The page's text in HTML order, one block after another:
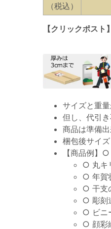
（税込）
【クリックポスト】
サイズと重量
但し、代引
商品は準備
梱包後サイ
【商品例】
○ 丸キ
○ 年賀
○ 干支
○ 彫刻
○ ビニ
○ 顔彩